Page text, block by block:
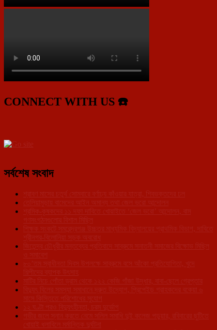
CONNECT WITH US ☎️
সর্বশেষ সংবাদ
শ্রাবণ মাসের চতুর্থ সোমবারে বর্ণাঢ্য কাঁওয়ার যাত্রা, শিবভক্তদের ঢল
তেলিয়ামুড়ায় বামেদের আইন অমান্য তথা জেল ভরো আন্দোলন
শ্রমিক-কৃষকদের ১১ দফা দাবিতে খোয়াইতে ‘জেল ভরো’ আন্দোলন, বাম
গণসংগঠনগুলোর বিশাল মিছিল
শিক্ষক সংকটে সমরেন্দ্রগঞ্জ উচ্চতর মাধ্যমিক বিদ্যালয়ের প্রাথমিক বিভাগ, দাবিতে
শ্রীনগর-বিলোনিয়া সড়ক অবরোধ
জিতেন্দ্র চৌধুরীর মন্তব্যের প্রতিবাদে সাব্রুমে সনাতনী সমাজের বিক্ষোভ মিছিল
ও সমাবেশ
৮০’তম স্বাধীনতা দিবস উপলক্ষে সাব্রুমে বসে আঁকো প্রতিযোগিতা, খুদে
শিল্পীদের ব্যাপক উৎসাহ
মাটির নিচে পোঁতা ড্রাম থেকে ১২২ কেজি গাঁজা উদ্ধার, বাবা-ছেলে গ্রেপ্তার
বিদ্যুৎ বিলের সমস্যা সমাধানে দ্রুত উদ্যোগ, প্রিপেইড গ্রাহকদের বকেয়া ৬
মাসে কিস্তিতে পরিশোধের সুযোগ
১২ ঘণ্টা পরও বিদ্যুৎহীনতা, চরম দুর্ভোগ
গভীর জলে স্নান করতে নেমে সলিল সমাধি দুই কলেজ পড়ুয়ার, রবিবারের ছুটিতে
খোয়াই ধলাবিলে মর্মান্তিক দুর্ঘটনা